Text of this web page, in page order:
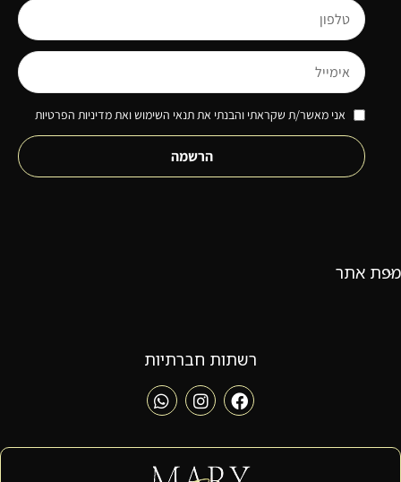
אני מאשר/ת שקראתי והבנתי את תנאי השימוש ואת מדיניות הפרטיות
הרשמה
מפת אתר
רשתות חברתיות